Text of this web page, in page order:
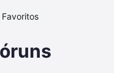
Favoritos